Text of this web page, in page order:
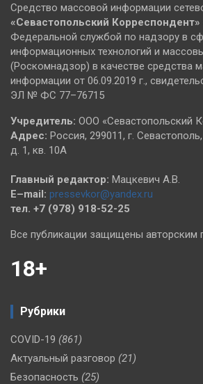
Средство массовой информации
«Севастопольский Корреспондент»
Федеральной службой по надзору в
информационных технологий и
(Роскомнадзор) в качестве средства
информации от 06.09.2019 г.,
ЭЛ № ФС 77–76715
Учредитель: ООО «Севастопольский
Адрес: Россия, 299011, г.
д. 1, кв. 10А
Главный редактор: Мацкевич А.В.
E–mail: pressevkor@yandex.ru
тел. +7 (978) 918-52-25
Все публикации защищены авторским
18+
Рубрики
COVID-19 (861)
Актуальный разговор (21)
Безопасность (25)